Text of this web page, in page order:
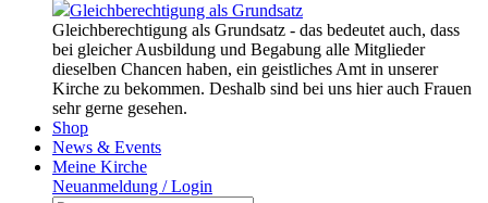
Gleichberechtigung als Grundsatz
Gleichberechtigung als Grundsatz - das bedeutet auch, dass
bei gleicher Ausbildung und Begabung alle Mitglieder
dieselben Chancen haben, ein geistliches Amt in unserer
Kirche zu bekommen. Deshalb sind bei uns hier auch Frauen
sehr gerne gesehen.
Shop
News & Events
Meine Kirche
Neuanmeldung / Login